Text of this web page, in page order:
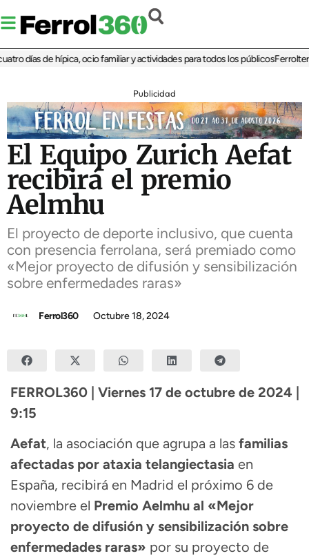
días de hípica, ocio familiar y actividades para todos los públicosFerrolterra
Publicidad
El Equipo Zurich Aefat
recibirá el premio
Aelmhu
El proyecto de deporte inclusivo, que cuenta
con presencia ferrolana, será premiado como
«Mejor proyecto de difusión y sensibilización
sobre enfermedades raras»
Ferrol360 Octubre 18, 2024
FERROL360 | Viernes 17 de octubre de 2024 |
9:15
Aefat, la asociación que agrupa a las familias
afectadas por ataxia telangiectasia en
España, recibirá en Madrid el próximo 6 de
noviembre el Premio Aelmhu al «Mejor
proyecto de difusión y sensibilización sobre
enfermedades raras» por su proyecto de